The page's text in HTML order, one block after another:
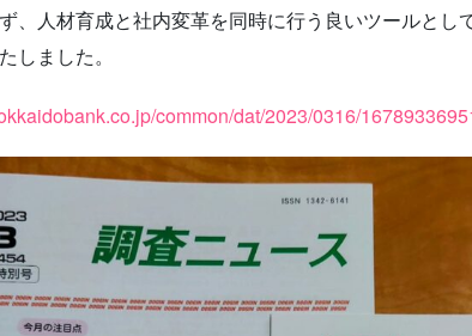
、人材育成と社内変革を同時に行う良いツールとし
しました。
common/dat/2023/0316/